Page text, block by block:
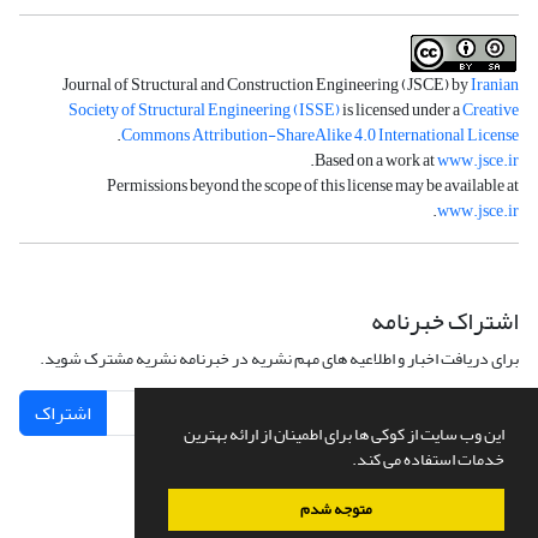
این وب سایت از کوکی ها برای اطمینان از ارائه بهترین
خدمات استفاده می کند.
متوجه شدم
Journal of Structural and Construction Engineering (JSCE) byIranian
Society of Structural Engineering (ISSE)is licensed under aCreative
Commons Attribution-ShareAlike 4.0 International License
.
Based on a work atwww.jsce.ir
.
Permissions beyond the scope of this license may be available at
www.jsce.ir
.
اشتراک خبرنامه
برای دریافت اخبار و اطلاعیه های مهم نشریه در خبرنامه نشریه مشترک شوید.
اشتراک
سامانه مدیریت نشریات علمی.طراحی و پیاده سازی ازسیناوب